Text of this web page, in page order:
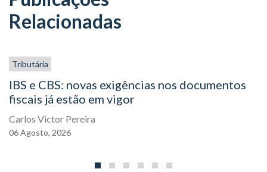
Relacionadas
Tributária
IBS e CBS: novas exigências nos documentos
fiscais já estão em vigor
Carlos Victor Pereira
06Agosto, 2026